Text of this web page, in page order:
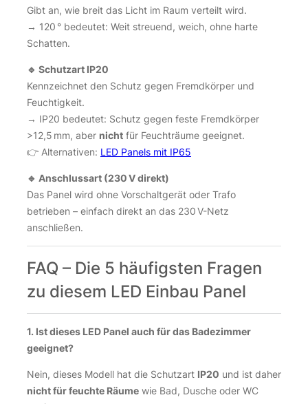
Gibt an, wie breit das Licht im Raum verteilt wird.
→ 120 ° bedeutet: Weit streuend, weich, ohne harte
Schatten.
🔹 Schutzart IP20
Kennzeichnet den Schutz gegen Fremdkörper und
Feuchtigkeit.
→ IP20 bedeutet: Schutz gegen feste Fremdkörper
>12,5 mm, aber nicht für Feuchträume geeignet.
👉 Alternativen: LED Panels mit IP65
🔹 Anschlussart (230 V direkt)
Das Panel wird ohne Vorschaltgerät oder Trafo
betrieben – einfach direkt an das 230 V-Netz
anschließen.
FAQ – Die 5 häufigsten Fragen
zu diesem LED Einbau Panel
1. Ist dieses LED Panel auch für das Badezimmer
geeignet?
Nein, dieses Modell hat die Schutzart IP20 und ist daher
nicht für feuchte Räume wie Bad, Dusche oder WC